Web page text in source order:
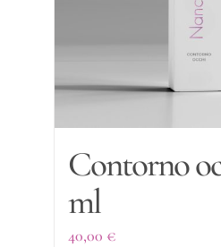
Contorno
ml
40,00 €